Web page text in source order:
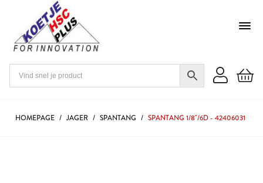
HOMEPAGE / JAGER / SPANTANG / SPANTANG 1/8"/6D - 42406031